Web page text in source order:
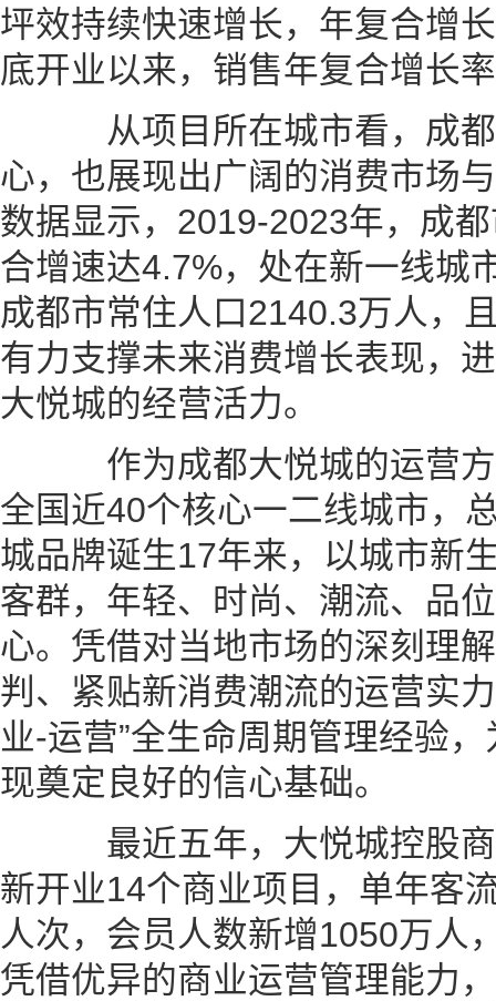
坪效持续快速增长，年复合增
底开业以来，销售年复合增长
从项目所在城市看，成都
心，也展现出广阔的消费市场
数据显示，2019-2023年，成
合增速达4.7%，处在新一线城
成都市常住人口2140.3万人，
有力支撑未来消费增长表现，
大悦城的经营活力。
作为成都大悦城的运营方
全国近40个核心一二线城市，
城品牌诞生17年来，以城市新
客群，年轻、时尚、潮流、品
心。凭借对当地市场的深刻理
判、紧贴新消费潮流的运营实
业-运营”全生命周期管理经验
现奠定良好的信心基础。
最近五年，大悦城控股商
新开业14个商业项目，单年客
人次，会员人数新增1050万
凭借优异的商业运营管理能力